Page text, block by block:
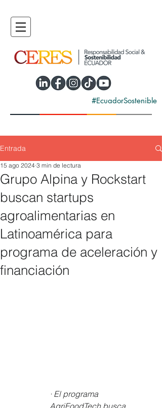
#EcuadorSostenible
Entrada
Grupo Alpina y Rockstart
buscan startups
agroalimentarias en
Latinoamérica para
programa de aceleración y
financiación
15 ago 2024 3 min de lectura
· El programa
AgriFoodTech busca